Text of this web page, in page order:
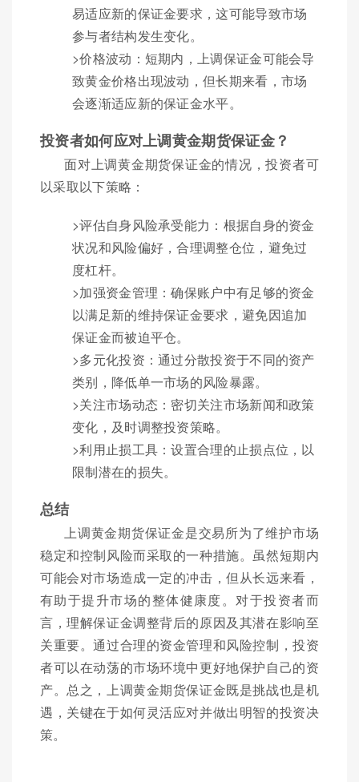
易适应新的保证金要求，这可能导致市场
参与者结构发生变化。
>价格波动：短期内，上调保证金可能会导
致黄金价格出现波动，但长期来看，市场
会逐渐适应新的保证金水平。
投资者如何应对上调黄金期货保证金？
面对上调黄金期货保证金的情况，投资者可
以采取以下策略：
>评估自身风险承受能力：根据自身的资金
状况和风险偏好，合理调整仓位，避免过
度杠杆。
>加强资金管理：确保账户中有足够的资金
以满足新的维持保证金要求，避免因追加
保证金而被迫平仓。
>多元化投资：通过分散投资于不同的资产
类别，降低单一市场的风险暴露。
>关注市场动态：密切关注市场新闻和政策
变化，及时调整投资策略。
>利用止损工具：设置合理的止损点位，以
限制潜在的损失。
总结
上调黄金期货保证金是交易所为了维护市场
稳定和控制风险而采取的一种措施。虽然短期内
可能会对市场造成一定的冲击，但从长远来看，
有助于提升市场的整体健康度。对于投资者而
言，理解保证金调整背后的原因及其潜在影响至
关重要。通过合理的资金管理和风险控制，投资
者可以在动荡的市场环境中更好地保护自己的资
产。总之，上调黄金期货保证金既是挑战也是机
遇，关键在于如何灵活应对并做出明智的投资决
策。